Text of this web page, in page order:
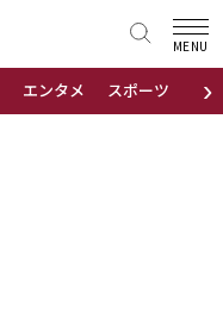
›
エンタメ スポーツ 地域
MENU